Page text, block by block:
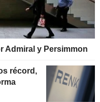
Admiral y Persimmon
récord,